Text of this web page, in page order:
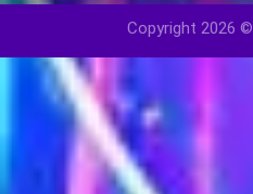
Copyright 2026 ©